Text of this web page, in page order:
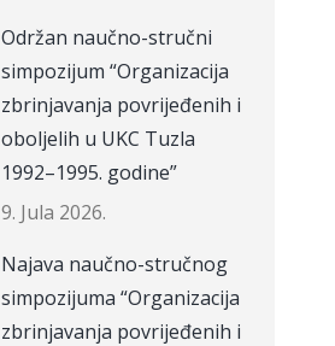
Održan naučno-stručni
simpozijum “Organizacija
zbrinjavanja povrijeđenih i
oboljelih u UKC Tuzla
1992–1995. godine”
9. Jula 2026.
Najava naučno-stručnog
simpozijuma “Organizacija
zbrinjavanja povrijeđenih i